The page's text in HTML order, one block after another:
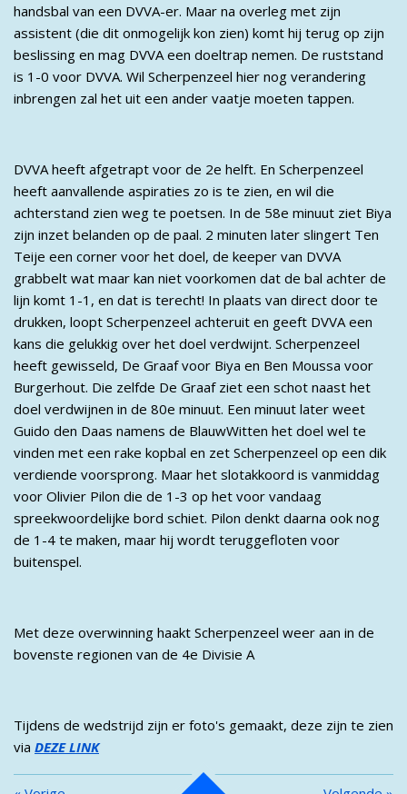
handsbal van een DVVA-er. Maar na overleg met zijn
assistent (die dit onmogelijk kon zien) komt hij terug op zijn
beslissing en mag DVVA een doeltrap nemen. De ruststand
is 1-0 voor DVVA. Wil Scherpenzeel hier nog verandering
inbrengen zal het uit een ander vaatje moeten tappen.
DVVA heeft afgetrapt voor de 2e helft. En Scherpenzeel
heeft aanvallende aspiraties zo is te zien, en wil die
achterstand zien weg te poetsen. In de 58e minuut ziet Biya
zijn inzet belanden op de paal. 2 minuten later slingert Ten
Teije een corner voor het doel, de keeper van DVVA
grabbelt wat maar kan niet voorkomen dat de bal achter de
lijn komt 1-1, en dat is terecht! In plaats van direct door te
drukken, loopt Scherpenzeel achteruit en geeft DVVA een
kans die gelukkig over het doel verdwijnt. Scherpenzeel
heeft gewisseld, De Graaf voor Biya en Ben Moussa voor
Burgerhout. Die zelfde De Graaf ziet een schot naast het
doel verdwijnen in de 80e minuut. Een minuut later weet
Guido den Daas namens de BlauwWitten het doel wel te
vinden met een rake kopbal en zet Scherpenzeel op een dik
verdiende voorsprong. Maar het slotakkoord is vanmiddag
voor Olivier Pilon die de 1-3 op het voor vandaag
spreekwoordelijke bord schiet. Pilon denkt daarna ook nog
de 1-4 te maken, maar hij wordt teruggefloten voor
buitenspel.
Met deze overwinning haakt Scherpenzeel weer aan in de
bovenste regionen van de 4e Divisie A
Tijdens de wedstrijd zijn er foto's gemaakt, deze zijn te zien
via DEZE LINK